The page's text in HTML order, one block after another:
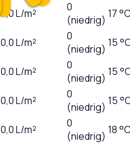
0,0L/m²
0
(niedrig) 17
0,0L/m²
0
(niedrig) 15
0,0L/m²
0
(niedrig) 15
0,0L/m²
0
(niedrig) 15
0,0L/m²
0
(niedrig) 18